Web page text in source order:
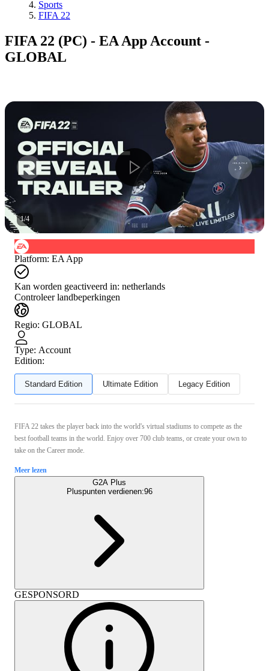
Sports
FIFA 22
FIFA 22 (PC) - EA App Account -
GLOBAL
1/4
Platform: EA App
Kan worden geactiveerd in: netherlands
Controleer landbeperkingen
Regio: GLOBAL
Type: Account
Edition:
Standard Edition Ultimate Edition Legacy Edition
FIFA 22 takes the player back into the world's virtual stadiums to compete as the
best football teams in the world. Enjoy over 700 club teams, or create your own to
take on the Career mode.
Meer lezen
G2A Plus
Pluspunten verdienen:96
GESPONSORD